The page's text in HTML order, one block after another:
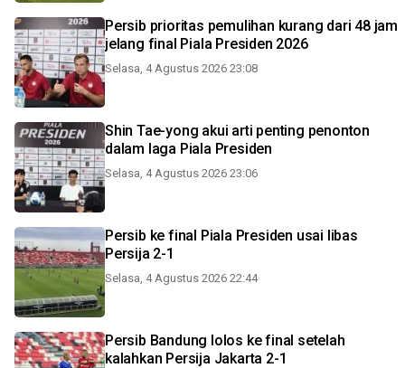
Persib prioritas pemulihan kurang dari 48 jam
jelang final Piala Presiden 2026
Selasa, 4 Agustus 2026 23:08
Shin Tae-yong akui arti penting penonton
dalam laga Piala Presiden
Selasa, 4 Agustus 2026 23:06
Persib ke final Piala Presiden usai libas
Persija 2-1
Selasa, 4 Agustus 2026 22:44
Persib Bandung lolos ke final setelah
kalahkan Persija Jakarta 2-1